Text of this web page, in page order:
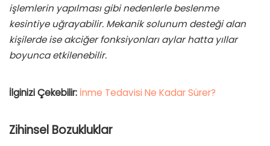
işlemlerin yapılması gibi nedenlerle beslenme
kesintiye uğrayabilir. Mekanik solunum desteği alan
kişilerde ise akciğer fonksiyonları aylar hatta yıllar
boyunca etkilenebilir.
İlginizi Çekebilir: İnme Tedavisi Ne Kadar Sürer?
Zihinsel Bozukluklar